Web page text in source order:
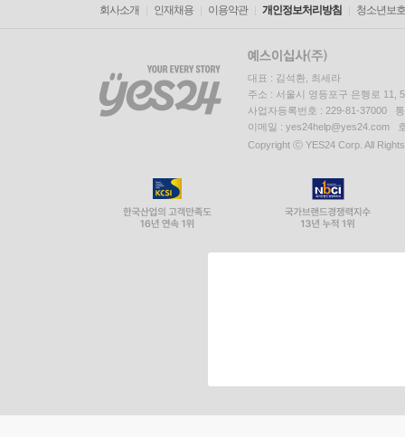
회사소개 인재채용 이용약관 개인정보처리방침 청소년보
대표 : 김석환, 최세라
주소 : 서울시 영등포구 은행로 11,
사업자등록번호 : 229-81-37000
이메일 : yes24help@yes24.com
Copyright ⓒ YES24 Corp. All